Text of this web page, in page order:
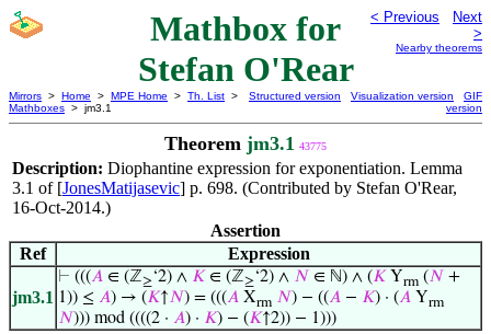
Mathbox for
Stefan O'Rear
< Previous
Next
>
Nearby theorems
Mirrors > Home > MPE Home > Th. List >
Mathboxes > jm3.1
Structured version Visualization version
GIF
version
Theorem jm3.1 43775
Description: Diophantine expression for exponentiation. Lemma
3.1 of [JonesMatijasevic] p. 698. (Contributed by Stefan O'Rear,
16-Oct-2014.)
Assertion
Ref
Expression
jm3.1
⊢ (((𝐴 ∈ (ℤ≥‘2) ∧ 𝐾 ∈ (ℤ≥‘2) ∧ 𝑁 ∈ ℕ) ∧ (𝐾 Yrm (𝑁 +
1)) ≤ 𝐴) → (𝐾↑𝑁) = (((𝐴 Xrm 𝑁) − ((𝐴 − 𝐾) · (𝐴 Yrm
𝑁))) mod ((((2 · 𝐴) · 𝐾) − (𝐾↑2)) − 1)))